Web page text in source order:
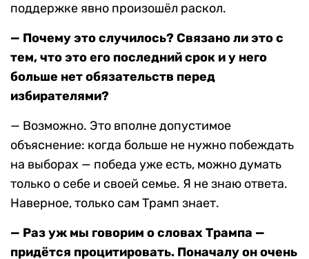
поддержке явно произошёл раскол.
— Почему это случилось? Связано ли это с
тем, что это его последний срок и у него
больше нет обязательств перед
избирателями?
— Возможно. Это вполне допустимое
объяснение: когда больше не нужно побеждать
на выборах — победа уже есть, можно думать
только о себе и своей семье. Я не знаю ответа.
Наверное, только сам Трамп знает.
— Раз уж мы говорим о словах Трампа —
придётся процитировать. Поначалу он очень